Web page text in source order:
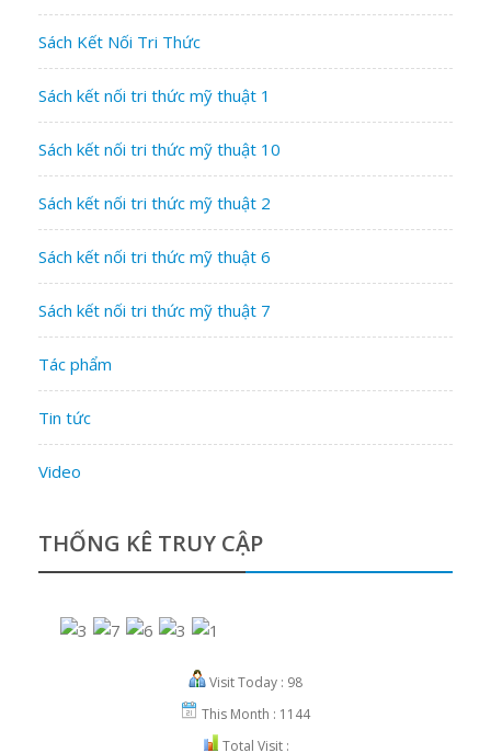
Sách Kết Nối Tri Thức
Sách kết nối tri thức mỹ thuật 1
Sách kết nối tri thức mỹ thuật 10
Sách kết nối tri thức mỹ thuật 2
Sách kết nối tri thức mỹ thuật 6
Sách kết nối tri thức mỹ thuật 7
Tác phẩm
Tin tức
Video
THỐNG KÊ TRUY CẬP
Visit Today : 98
This Month : 1144
Total Visit :